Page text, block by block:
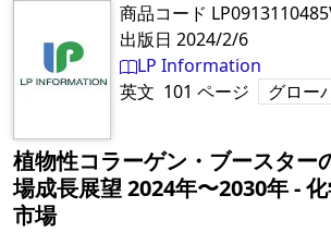
商品コード
出版日 2024/2/6
LP Information
英文 101 ページ グロー
植物性コラーゲン・ブースター
場成長展望 2024年〜2030年‐
市場